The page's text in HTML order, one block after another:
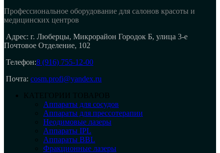
Профессиональное оборудование для салонов красоты и
медицинских центров
Адрес: г. Люберцы, Микрорайон Городок Б, улица 3-е
Почтовое Отделение, 102
Телефон:8 (916) 755-12-00
Почта: cosm.profi@yandex.ru
КАТЕГОРИИ ТОВАРОВ
Аппараты для сосудов
Аппараты для прессотерапии
Неодимовые лазеры
Аппараты IPL
Аппараты BBL
Фракционные лазеры